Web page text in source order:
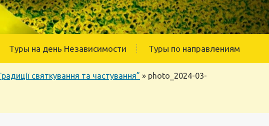
Туры на день Независимости Туры по направлениям
святкування та частування” » photo_2024-03-